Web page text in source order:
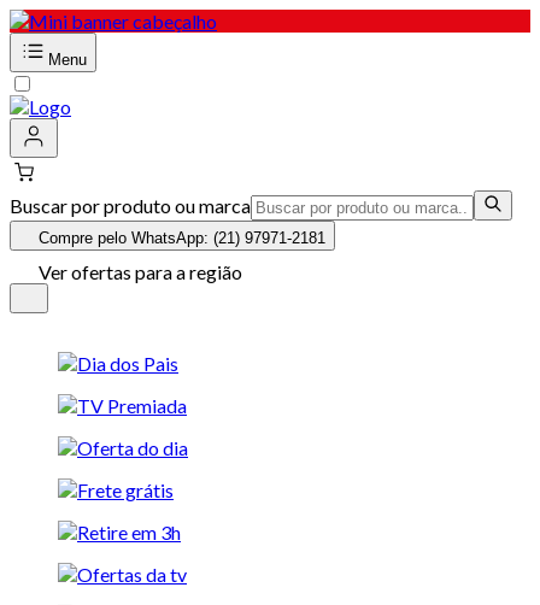
Menu
Buscar por produto ou marca
Compre pelo WhatsApp: (21) 97971-2181
Ver ofertas para a região